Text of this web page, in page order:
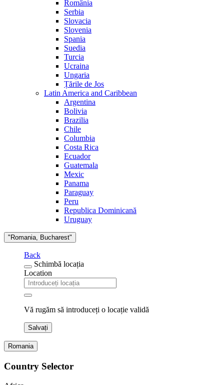
România
Serbia
Slovacia
Slovenia
Spania
Suedia
Turcia
Ucraina
Ungaria
Țările de Jos
Latin America and Caribbean
Argentina
Bolivia
Brazilia
Chile
Columbia
Costa Rica
Ecuador
Guatemala
Mexic
Panama
Paraguay
Peru
Republica Dominicană
Uruguay
"Romania, Bucharest"
Back
Schimbă locația
Location
Vă rugăm să introduceți o locație validă
Salvați
Romania
Country Selector